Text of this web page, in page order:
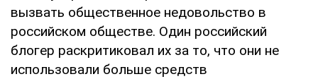
вызвать общественное недовольство в
российском обществе. Один российский
блогер раскритиковал их за то, что они не
использовали больше средств